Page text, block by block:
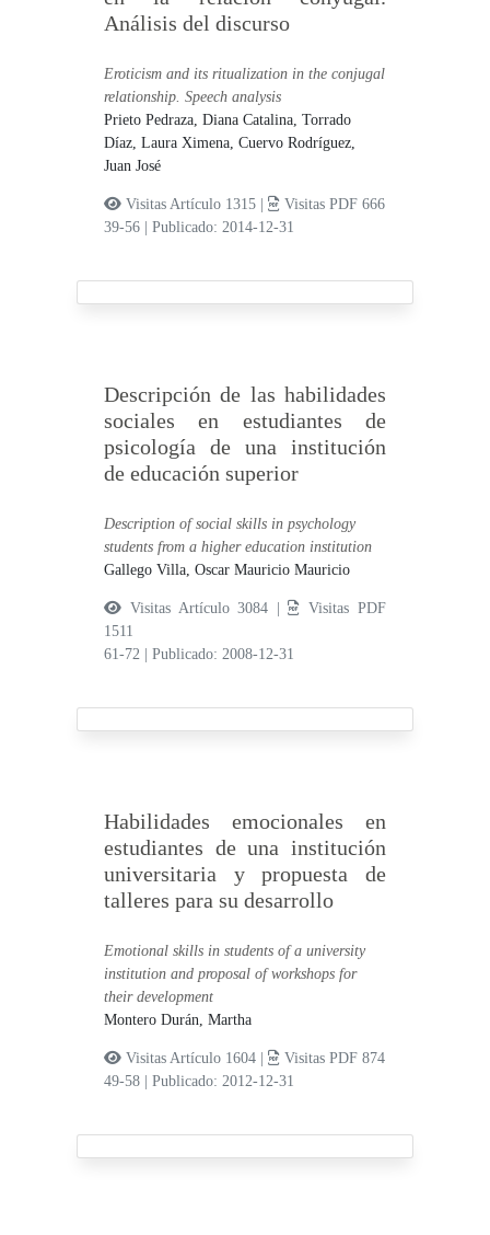
Análisis del discurso
Eroticism and its ritualization in the conjugal
relationship. Speech analysis
Prieto Pedraza, Diana Catalina,Torrado
Díaz, Laura Ximena,Cuervo Rodríguez,
Juan José
Visitas Artículo 1315 |
Visitas PDF 666
39-56
|Publicado: 2014-12-31
Descripción de las habilidades
sociales en estudiantes de
psicología de una institución
de educación superior
Description of social skills in psychology
students from a higher education institution
Gallego Villa, Oscar Mauricio Mauricio
Visitas Artículo 3084 |
Visitas PDF
1511
61-72
|Publicado: 2008-12-31
Habilidades emocionales en
estudiantes de una institución
universitaria y propuesta de
talleres para su desarrollo
Emotional skills in students of a university
institution and proposal of workshops for
their development
Montero Durán, Martha
Visitas Artículo 1604 |
Visitas PDF 874
49-58
|Publicado: 2012-12-31